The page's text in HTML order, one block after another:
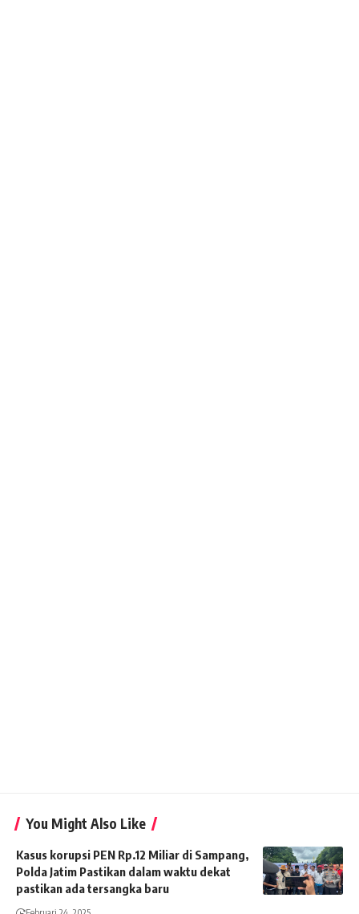
You Might Also Like
Kasus korupsi PEN Rp.12 Miliar di Sampang,
Polda Jatim Pastikan dalam waktu dekat
pastikan ada tersangka baru